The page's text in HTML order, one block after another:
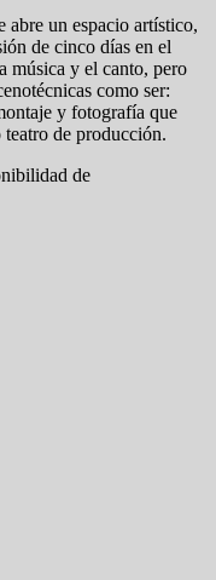
abre un espacio artístico,
de cinco días en el
música y el canto, pero
como ser:
y fotografía que
de producción.
de